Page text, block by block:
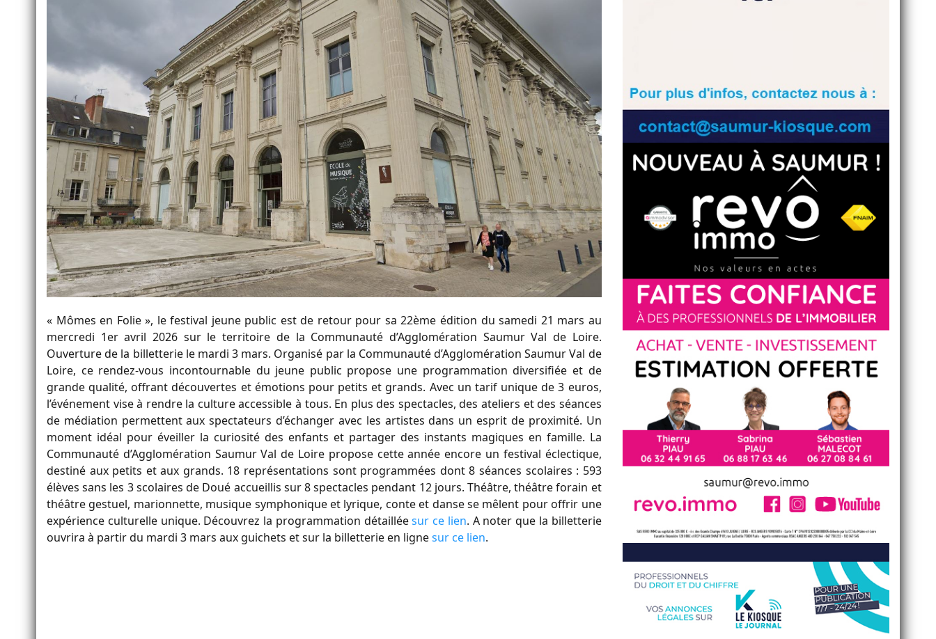
« Mômes en Folie », le festival jeune public est de retour pour sa 22ème édition du samedi 21 mars au
mercredi 1er avril 2026 sur le territoire de la Communauté d’Agglomération Saumur Val de Loire.
Ouverture de la billetterie le mardi 3 mars. Organisé par la Communauté d’Agglomération Saumur Val de
Loire, ce rendez-vous incontournable du jeune public propose une programmation diversifiée et de
grande qualité, offrant découvertes et émotions pour petits et grands. Avec un tarif unique de 3 euros,
l’événement vise à rendre la culture accessible à tous. En plus des spectacles, des ateliers et des séances
de médiation permettent aux spectateurs d’échanger avec les artistes dans un esprit de proximité. Un
moment idéal pour éveiller la curiosité des enfants et partager des instants magiques en famille. La
Communauté d’Agglomération Saumur Val de Loire propose cette année encore un festival éclectique,
destiné aux petits et aux grands. 18 représentations sont programmées dont 8 séances scolaires : 593
élèves sans les 3 scolaires de Doué accueillis sur 8 spectacles pendant 12 jours. Théâtre, théâtre forain et
théâtre gestuel, marionnette, musique symphonique et lyrique, conte et danse se mêlent pour offrir une
expérience culturelle unique. Découvrez la programmation détailléesur ce lien. A noter que la billetterie
ouvrira à partir du mardi 3 mars aux guichets et sur la billetterie en lignesur ce lien.